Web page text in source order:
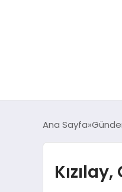
Ana Sayfa